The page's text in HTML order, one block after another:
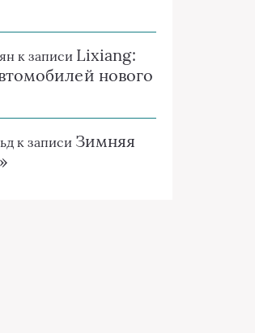
к записи Lixiang:
нового
к записи Зимняя